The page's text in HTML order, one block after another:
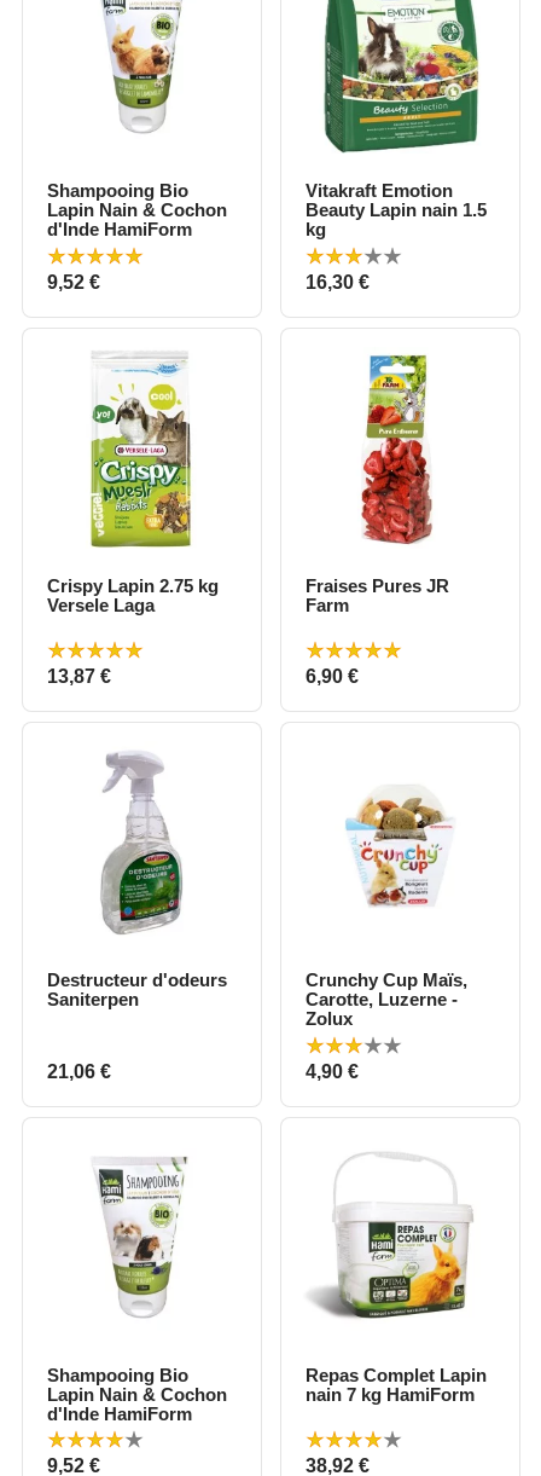
Shampooing Bio
Lapin Nain & Cochon
d'Inde HamiForm
Prix
9,52 €
Vitakraft Emotion
Beauty Lapin nain 1.5
kg
Prix
16,30 €
Crispy Lapin 2.75 kg
Versele Laga
Prix
13,87 €
Fraises Pures JR
Farm
Prix
6,90 €
Destructeur d'odeurs
Saniterpen
Prix
21,06 €
Crunchy Cup Maïs,
Carotte, Luzerne -
Zolux
Prix
4,90 €
Shampooing Bio
Lapin Nain & Cochon
d'Inde HamiForm
Prix
9,52 €
Repas Complet Lapin
nain 7 kg HamiForm
Prix
38,92 €